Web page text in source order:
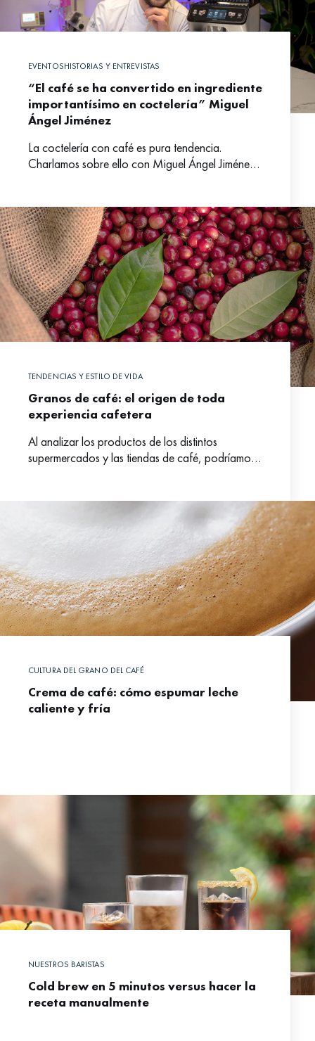
EVENTOSHISTORIAS Y ENTREVISTAS
“El café se ha convertido en ingrediente
importantísimo en coctelería” Miguel
Ángel Jiménez
La coctelería con café es pura tendencia.
Charlamos sobre ello con Miguel Ángel Jiménez,
TENDENCIAS Y ESTILO DE VIDA
Granos de café: el origen de toda
experiencia cafetera
Al analizar los productos de los distintos
supermercados y las tiendas de café, podríamos
CULTURA DEL GRANO DEL CAFÉ
Crema de café: cómo espumar leche
caliente y fría
NUESTROS BARISTAS
Cold brew en 5 minutos versus hacer la
receta manualmente